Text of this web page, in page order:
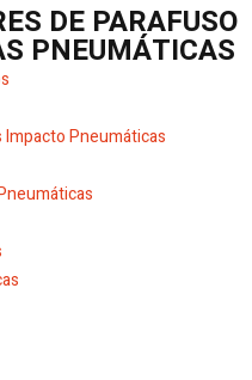
DE PARAFUSO
PNEUMÁTICAS
Pneumáticas